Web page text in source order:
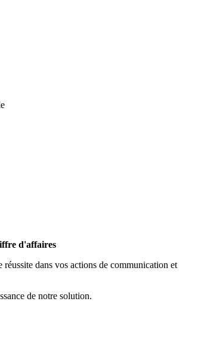
d'affaires
dans vos actions de communication et
de notre solution.